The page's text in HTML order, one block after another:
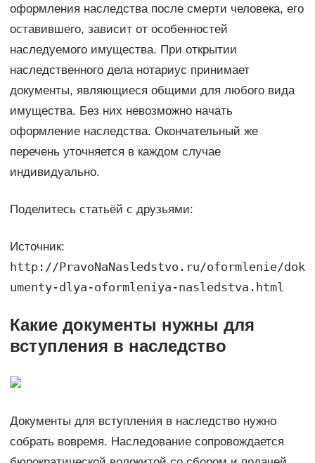
оформления наследства после смерти человека, его
оставившего, зависит от особенностей
наследуемого имущества. При открытии
наследственного дела нотариус принимает
документы, являющиеся общими для любого вида
имущества. Без них невозможно начать
оформление наследства. Окончательный же
перечень уточняется в каждом случае
индивидуально.
Поделитесь статьёй с друзьями:
Источник:
http://PravoNaNasledstvo.ru/oformlenie/dok
umenty-dlya-oformleniya-nasledstva.html
Какие документы нужны для
вступления в наследство
Документы для вступления в наследство нужно
собрать вовремя. Наследование сопровождается